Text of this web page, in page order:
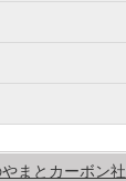
まとカーボン社